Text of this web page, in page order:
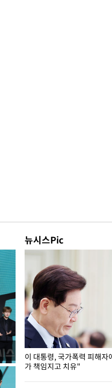
뉴시스Pic
이 대통령, 국가폭력 피해
가 책임지고 치유"